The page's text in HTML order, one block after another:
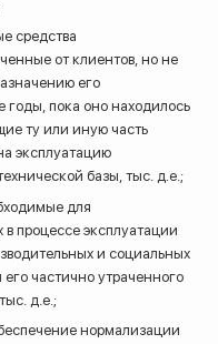
средства
от клиентов, но не
его
пока оно находилось
ту или иную часть
эксплуатацию
базы, тыс. д.е.;
для
процессе эксплуатации
и социальных
частично утраченного
д.е.;
нормализации